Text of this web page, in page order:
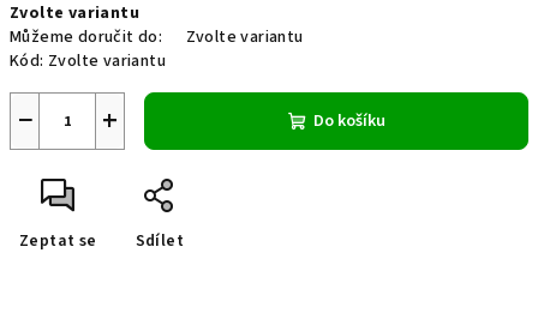
cena:
Zvolte variantu
Můžeme doručit do:
Zvolte variantu
Kód: Zvolte variantu
+
− Do košíku
Zeptat se Sdílet